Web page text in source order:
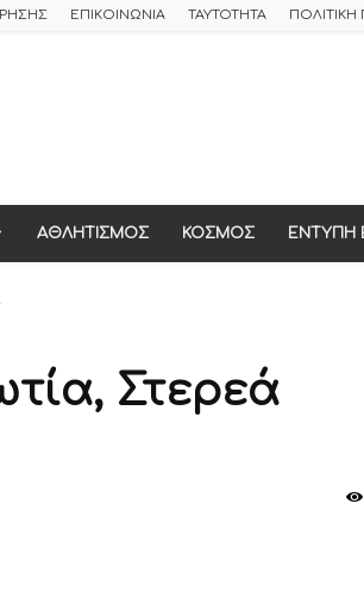
ΕΠΙΚΟΙΝΩΝΙΑ ΤΑΥΤΟΤΗΤΑ
ΑΘΛΗΤΙΣΜΟΣ ΚΟΣΜΟΣ ΕΝΤΥΠΗ
Στερεά